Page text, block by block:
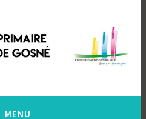
MENU